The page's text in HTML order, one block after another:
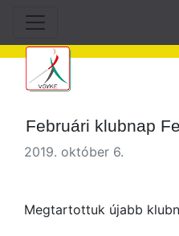
Februári klubnap
2019. október 6.
Megtartottuk újabb